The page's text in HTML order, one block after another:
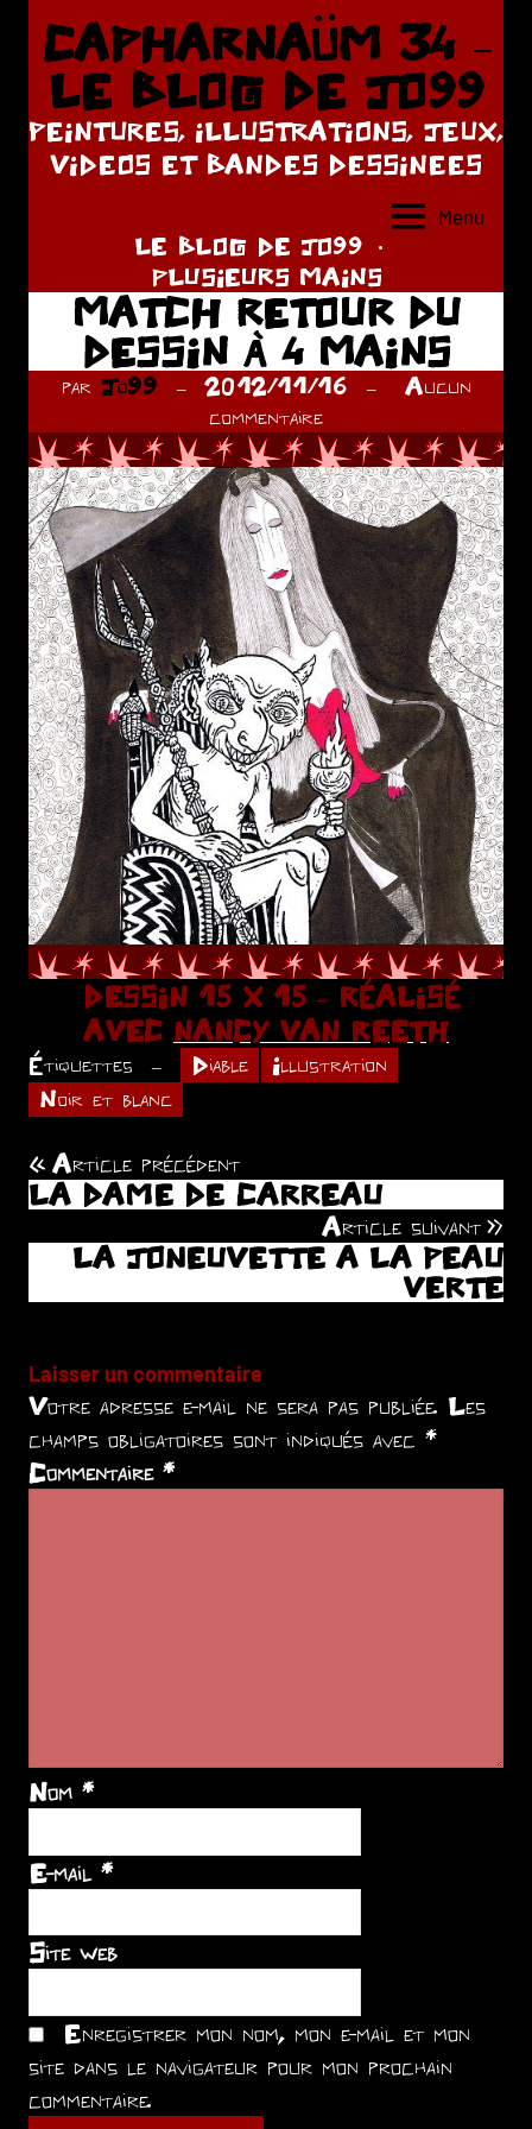
Aller
contenu
CAPHARNAÜM 34 –
LE BLOG DE JO99
PEINTURES, ILLUSTRATIONS, JEUX,
VIDEOS ET BANDES DESSINEES
Menu
LE BLOG DE JO99
PLUSIEURS MAINS
MATCH RETOUR DU
DESSIN À 4 MAINS
par Jo99 2012/11/16
Aucun
commentaire
DESSIN 15 X 15 – RÉALISÉ
AVEC NANCY VAN REETH
Étiquettes Diable
Illustration
Noir et blanc
Navigation
de
l’article
Article précédent
LA DAME DE CARREAU
Article suivant
LA JONEUVETTE A LA PEAU
VERTE
Laisser un commentaire
Votre adresse e-mail ne sera pas publiée. Les
champs obligatoires sont indiqués avec *
Commentaire *
Nom *
E-mail *
Site web
Enregistrer mon nom, mon e-mail et mon
site dans le navigateur pour mon prochain
commentaire.